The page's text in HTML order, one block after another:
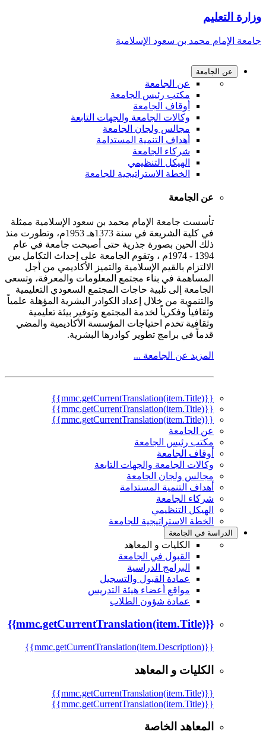
وزارة التعليم
جامعة الإمام محمد بن سعود الإسلامية
عن الجامعة
عن الجامعة
مكتب رئيس الجامعة
أوقاف الجامعة
وكالات الجامعة والجهات التابعة
مجالس ولجان الجامعة
أهداف التنمية المستدامة
شركاء الجامعة
الهيكل التنظيمي
الخطة الاستراتيجية للجامعة
عن الجامعة
تأسست جامعة الإمام محمد بن سعود الإسلامية ممثلة
في كلية الشريعة في سنة 1373هـ 1953م، وتطورت منذ
ذلك الحين بصورة جذرية حتى أصبحت جامعة في عام
1394 - 1974م ، وتقوم الجامعة على إحداث التكامل بين
الالتزام بالقيم الإسلامية والتميز الأكاديمي من أجل
المساهمة في بناء مجتمع المعلومات والمعرفة، وتسعى
الجامعة إلى تلبية حاجات المجتمع السعودي التعليمية
والتنموية من خلال إعداد الكوادر البشرية المؤهلة علمياً
وثقافياً وفكرياً لخدمة المجتمع وتوفير بيئة تعليمية
وثقافية تخدم احتياجات المؤسسة الأكاديمية والمضي
قدماً في برامج تطوير كوادرها البشرية.
المزيد عن الجامعة ...
{{mmc.getCurrentTranslation(item.Title)}}
{{mmc.getCurrentTranslation(item.Title)}}
{{mmc.getCurrentTranslation(item.Title)}}
عن الجامعة
مكتب رئيس الجامعة
أوقاف الجامعة
وكالات الجامعة والجهات التابعة
مجالس ولجان الجامعة
أهداف التنمية المستدامة
شركاء الجامعة
الهيكل التنظيمي
الخطة الاستراتيجية للجامعة
الدراسة في الجامعة
الكليات و المعاهد
القبول في الجامعة
البرامج الدراسية
عمادة القبول والتسجيل
مواقع أعضاء هيئة التدريس
عمادة شؤون الطلاب
{{mmc.getCurrentTranslation(item.Title)}}
{{mmc.getCurrentTranslation(item.Description)}}
الكليات و المعاهد
{{mmc.getCurrentTranslation(item.Title)}}
{{mmc.getCurrentTranslation(item.Title)}}
المعاهد الخاصة